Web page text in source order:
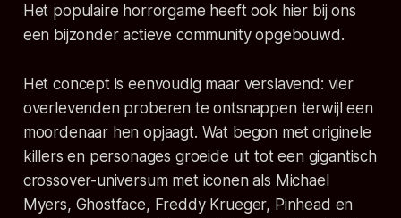
Het populaire horrorgame heeft ook hier bij ons
een bijzonder actieve community opgebouwd.
Het concept is eenvoudig maar verslavend: vier
overlevenden proberen te ontsnappen terwijl een
moordenaar hen opjaagt. Wat begon met originele
killers en personages groeide uit tot een gigantisch
crossover-universum met iconen als Michael
Myers, Ghostface, Freddy Krueger, Pinhead en